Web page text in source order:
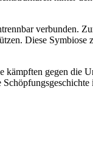
verbunden.
Diese
gegen die